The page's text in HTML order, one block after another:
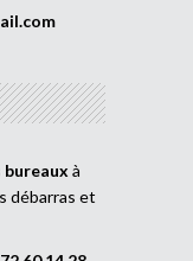
bureaux à
débarras et